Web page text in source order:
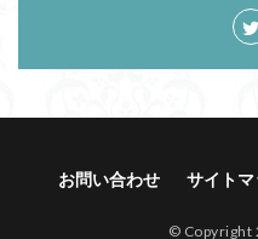
お問い合わせ サイト
© Copyright